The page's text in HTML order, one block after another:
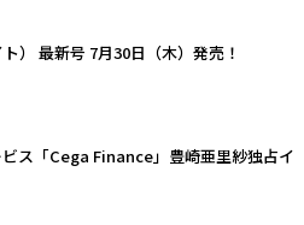
） 最新号 7月30日（木）発売！
ス「Cega Finance」豊崎亜里紗独占イ